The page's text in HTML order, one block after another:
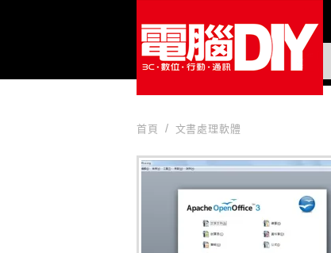
首頁 文書處理軟體
文書處理軟體